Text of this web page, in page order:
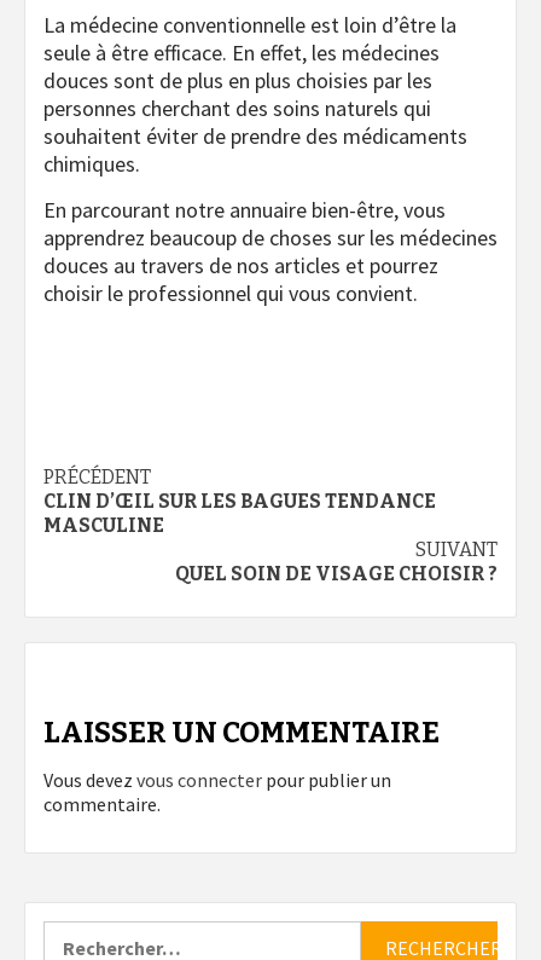
La médecine conventionnelle est loin d’être la
seule à être efficace. En effet, les médecines
douces sont de plus en plus choisies par les
personnes cherchant des soins naturels qui
souhaitent éviter de prendre des médicaments
chimiques.
En parcourant notre annuaire bien-être, vous
apprendrez beaucoup de choses sur les médecines
douces au travers de nos articles et pourrez
choisir le professionnel qui vous convient.
Navigation
d’article
PRÉCÉDENT
CLIN D’ŒIL SUR LES BAGUES TENDANCE
MASCULINE
SUIVANT
QUEL SOIN DE VISAGE CHOISIR ?
LAISSER UN COMMENTAIRE
Vous devez vous connecter pour publier un
commentaire.